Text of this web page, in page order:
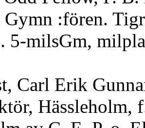
:fören.
5-milsGm,
Carl Erik
Hässleholm,